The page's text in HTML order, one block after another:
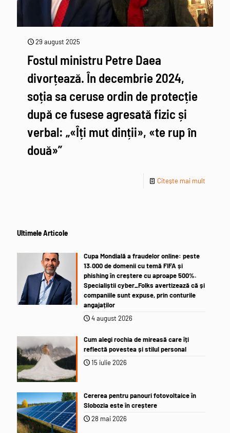
29 august 2025
Fostul ministru Petre Daea
divorțează. În decembrie 2024,
soția sa ceruse ordin de protecție
după ce fusese agresată fizic și
verbal: „«Îți mut dinții», «te rup în
două»”
Citește mai mult
Ultimele Articole
Cupa Mondială a fraudelor online: peste
13.000 de domenii cu temă FIFA și
phishing în creștere cu aproape 500%.
Specialiștii cyber_Folks avertizează că și
companiile sunt expuse, prin conturile
angajaților
4 august 2026
Cum alegi rochia de mireasă care îți
reflectă povestea și stilul personal
15 iulie 2026
Cererea pentru panouri fotovoltaice în
Slobozia este în creștere
28 mai 2026